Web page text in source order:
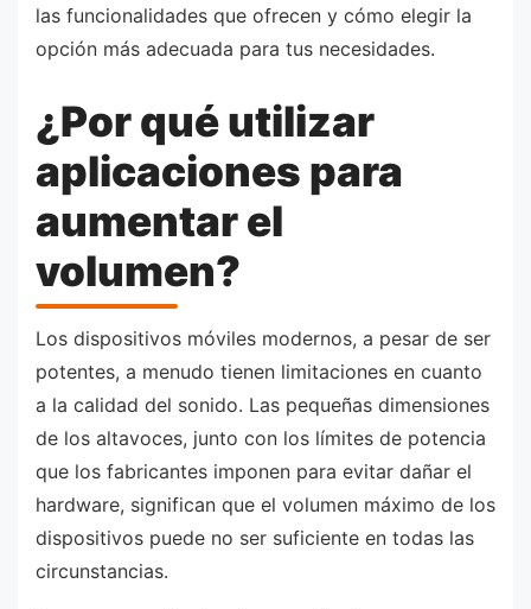
las funcionalidades que ofrecen y cómo elegir la
opción más adecuada para tus necesidades.
¿Por qué utilizar
aplicaciones para
aumentar el
volumen?
Los dispositivos móviles modernos, a pesar de ser
potentes, a menudo tienen limitaciones en cuanto
a la calidad del sonido. Las pequeñas dimensiones
de los altavoces, junto con los límites de potencia
que los fabricantes imponen para evitar dañar el
hardware, significan que el volumen máximo de los
dispositivos puede no ser suficiente en todas las
circunstancias.